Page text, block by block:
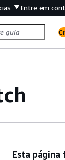
Entre em
Esta página